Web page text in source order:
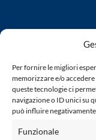
Per fornire le migliori
memorizzare e/o
queste tecnologie ci
navigazione o ID unici su
può influire
Funzionale
Questo blog non
quanto viene
legge n° 62 del